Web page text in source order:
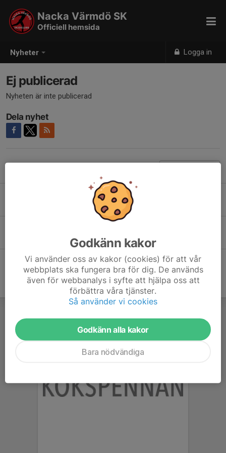
Nyheter Logga in
Nacka Värmdö SK
Officiell hemsida
Ej publicerad
Nyheten är inte publicerad
Dela nyhet
Marcialonga 2026 - ett historiskt snöäventyr
26 aug 2025Godkänn kakor
Vi använder oss av kakor (cookies) för att vår
webbplats ska fungera bra för dig. De används
även för webbanalys i syfte att hjälpa oss att
förbättra våra tjänster.
Så använder vi cookies
Godkänn alla kakor
Bara nödvändiga